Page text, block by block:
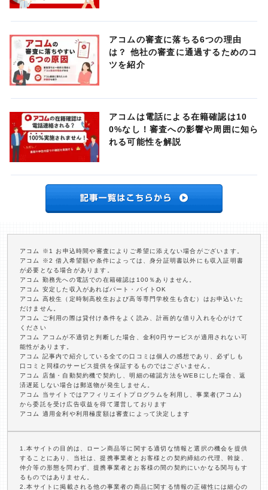
アコムの審査に落ちる6つの理由
は？ 他社の審査に通過するためのコ
ツを紹介
アコムは電話による在籍確認は10
0%なし！審査への影響や周囲に知ら
れる可能性を解説
アコム ※1 お申込時間や審査によりご希望に添えない場合がございます。
アコム ※2 借入希望額や条件によっては、身分証明書以外にも収入証明書
が必要となる場合があります。
アコム 勤務先への電話での在籍確認は100％ありません。
アコム 安定した収入があればパート・バイトOK
アコム 高校生（定時制高校生および高等専門学校生も含む）はお申込いた
だけません。
アコム ご利用の際は貸付け条件をよく読み、計画的な借り入れを心がけて
ください
アコム アコムが不適切と判断した場合、金利0円サービスが適用されない可
能性があります。
アコム 記事内で紹介している全ての口コミは個人の感想であり、必ずしも
口コミと同様のサービス提供を保証するものではございません。
アコム 店舗・自動契約機で契約し、明細の確認方法をWEBにした場合、返
済遅延しない場合は郵送物が発生しません。
アコム 当サイトではアフィリエイトプログラムを利用し、事業者(アコム)
から委託を受け広告収益を得て運営しております
アコム 適用金利や利用極度額は審査によって決定します
1.本サイトの目的は、ローン商品等に関する適切な情報と選択の機会を提供
することにあり、当社は、提携事業者とお客様との契約締結の代理、斡旋、
仲介等の形態を問わず、提携事業者とお客様の間の契約にいかなる関与もす
るものではありません。
2.本サイトに掲載される他の事業者の商品に関する情報の正確性には細心の